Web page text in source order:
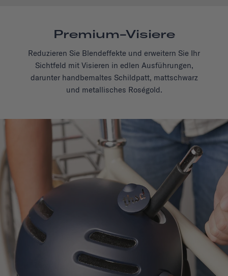
Premium-Visiere
Reduzieren Sie Blendeffekte und erweitern Sie Ihr
Sichtfeld mit Visieren in edlen Ausführungen,
darunter handbemaltes Schildpatt, mattschwarz
und metallisches Roségold.